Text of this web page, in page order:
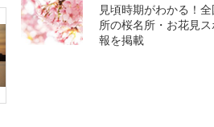
見頃時期がわかる！
所の桜名所・お花見
報を掲載